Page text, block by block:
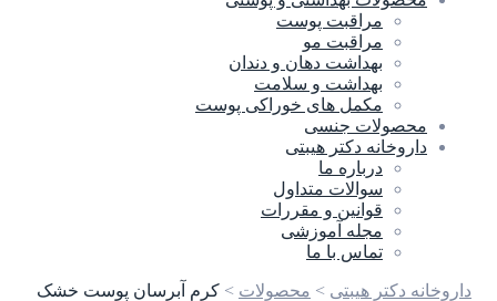
مراقبت پوست
مراقبت مو
بهداشت دهان و دندان
بهداشت و سلامت
مکمل های خوراکی پوست
محصولات جنسی
داروخانه دکتر هیبتی
درباره ما
سوالات متداول
قوانین و مقررات
مجله آموزشی
تماس با ما
داروخانه دکتر هیبتی > محصولات > کرم آبرسان پوست خشک